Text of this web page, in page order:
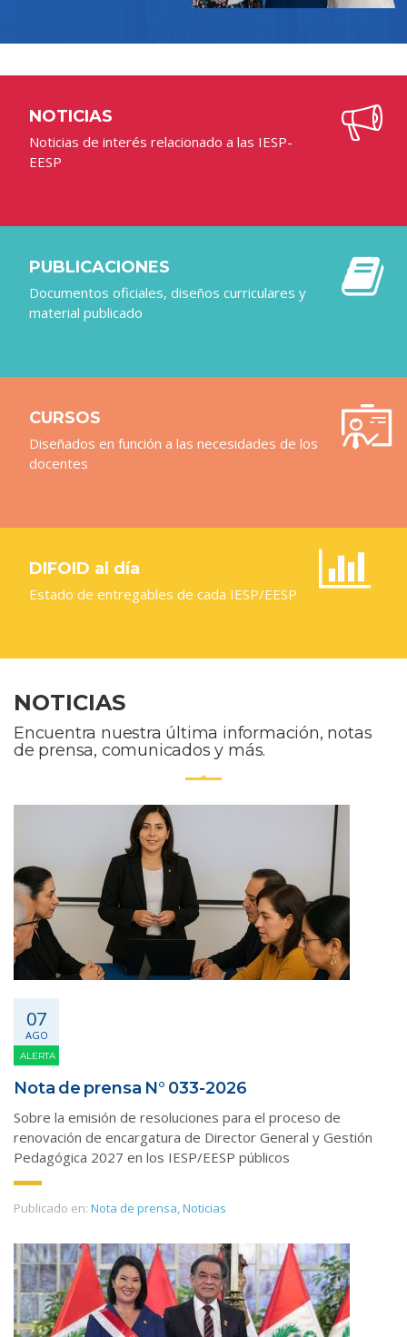
NOTICIAS
Noticias de interés relacionado a las IESP-
EESP
PUBLICACIONES
Documentos oficiales, diseños curriculares y
material publicado
CURSOS
Diseñados en función a las necesidades de los
docentes
DIFOID al día
Estado de entregables de cada IESP/EESP
NOTICIAS
Encuentra nuestra última información, notas
de prensa, comunicados y más.
07
AGO
ALERTA
Nota de prensa N° 033-2026
Sobre la emisión de resoluciones para el proceso de
renovación de encargatura de Director General y Gestión
Pedagógica 2027 en los IESP/EESP públicos
Publicado en: Nota de prensa,Noticias